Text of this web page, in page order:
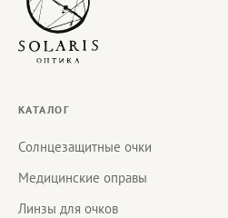
КАТАЛОГ
Солнцезащитные очки
Медицинские оправы
Линзы для очков